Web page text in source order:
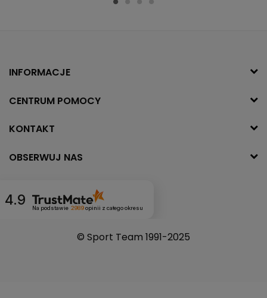
INFORMACJE
CENTRUM POMOCY
KONTAKT
OBSERWUJ NAS
4.9 Na podstawie 2989opinii z całego okresu
© Sport Team 1991-2025